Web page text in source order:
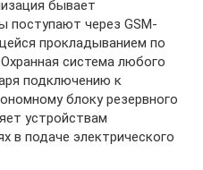
бывает
поступают через GSM-
прокладыванием по
система любого
подключению к
блоку резервного
устройствам
в подаче электрического